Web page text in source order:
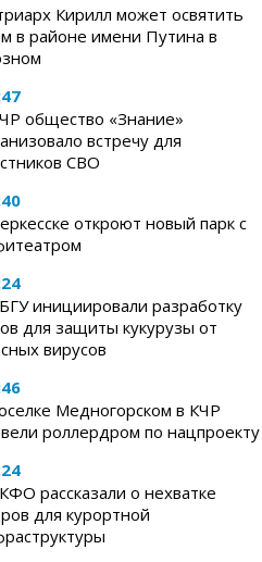
Кирилл может освятить
в районе имени Путина в
общество «Знание»
встречу для
СВО
откроют новый парк с
инициировали разработку
для защиты кукурузы от
вирусов
Медногорском в КЧР
роллердром по нацпроекту
рассказали о нехватке
для курортной